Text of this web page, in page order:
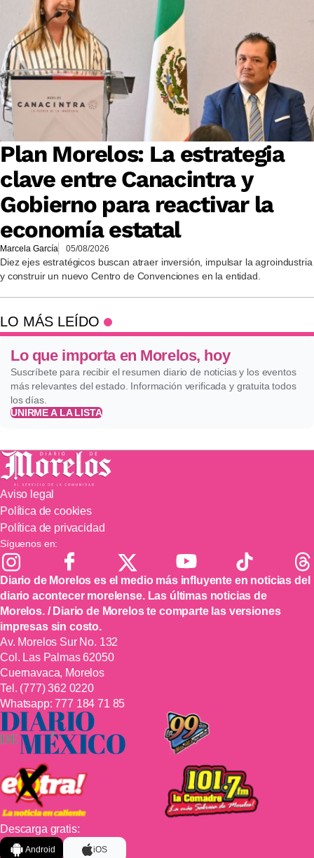
Plan Morelos: La estrategia
clave entre Canacintra y
Gobierno para reactivar la
economía estatal
Marcela García 05/08/2026
Diez ejes estratégicos buscan atraer inversión, impulsar la agroindustria
y construir un nuevo Centro de Convenciones en la entidad.
LO MÁS LEÍDO
Lo que importa en Morelos, hoy
Suscríbete para recibir el resumen diario de noticias y los eventos
más relevantes del estado. Información verificada y gratuita todos
los días.
UNIRME A LA LISTA
Aviso legal
Política de cookies
Política de privacidad
Síguenos en:
Diario de Morelos es el medio más influyente en noticias del
diario acontecer morelense. Las últimas noticias de
Morelos. / Diario de Morelos te comparte las versiones
impresas sin costo.
Av. Morelos Sur No. 132
Col. Las Palmas 62050
Cuernavaca, Morelos
Tel. (777) 362 0220
Whatsapp:777 184 71 85
Descarga gratis:
Android iOS